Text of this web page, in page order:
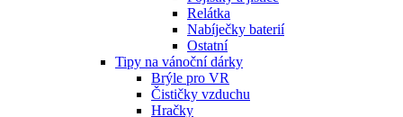
Relátka
Nabíječky baterií
Ostatní
Tipy na vánoční dárky
Brýle pro VR
Čističky vzduchu
Hračky